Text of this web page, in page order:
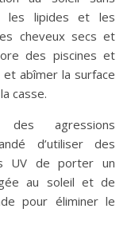
les lipides et les
cheveux secs et
des piscines et
abîmer la surface
casse.
agressions
d’utiliser des
UV de porter un
au soleil et de
pour éliminer le